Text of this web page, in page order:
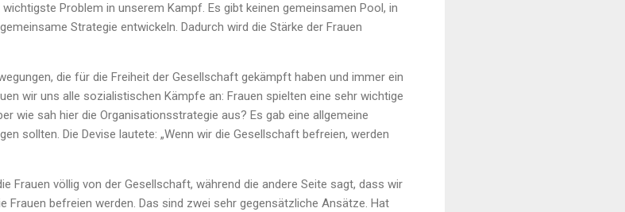
Problem in unserem Kampf. Es gibt keinen gemeinsamen Pool, in
Strategie entwickeln. Dadurch wird die Stärke der Frauen
die für die Freiheit der Gesellschaft gekämpft haben und immer ein
wir uns alle sozialistischen Kämpfe an: Frauen spielten eine sehr wichtige
wie sah hier die Organisationsstrategie aus? Es gab eine allgemeine
sollten. Die Devise lautete: „Wenn wir die Gesellschaft befreien, werden
Frauen völlig von der Gesellschaft, während die andere Seite sagt, dass wir
Frauen befreien werden. Das sind zwei sehr gegensätzliche Ansätze. Hat